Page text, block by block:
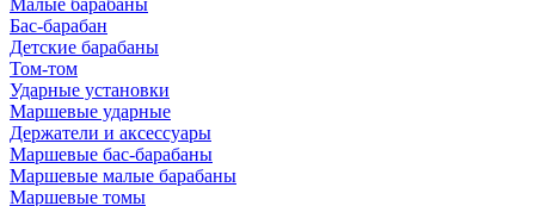
Mалые барабаны
Бас-барабан
Детские барабаны
Том-том
Ударные установки
Маршевые ударные
Держатели и аксессуары
Маршевые бас-барабаны
Маршевые малые барабаны
Маршевые томы